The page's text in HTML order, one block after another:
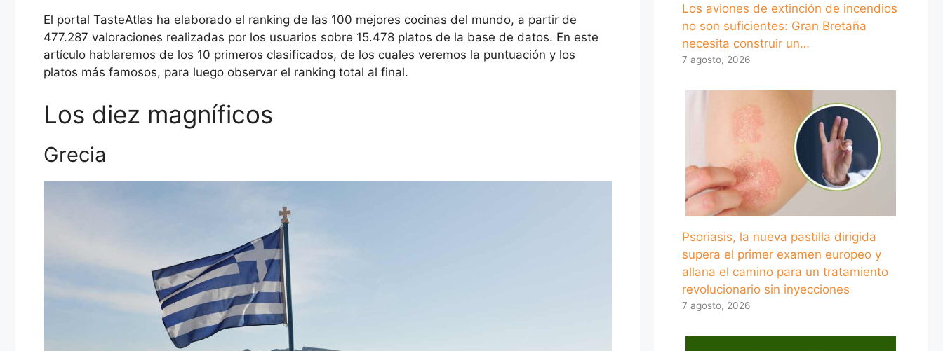
El portal TasteAtlas ha elaborado el ranking de las 100 mejores cocinas del mundo, a partir de
477.287 valoraciones realizadas por los usuarios sobre 15.478 platos de la base de datos. En este
artículo hablaremos de los 10 primeros clasificados, de los cuales veremos la puntuación y los
platos más famosos, para luego observar el ranking total al final.
Los diez magníficos
Grecia
Los aviones de extinción de incendios
no son suficientes: Gran Bretaña
necesita construir un…
7 agosto, 2026
Psoriasis, la nueva pastilla dirigida
supera el primer examen europeo y
allana el camino para un tratamiento
revolucionario sin inyecciones
7 agosto, 2026